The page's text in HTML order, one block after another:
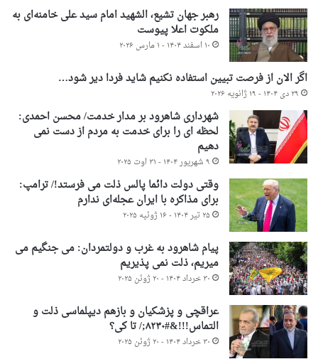
رهبر جهان تشیع، الشهید امام سید علی خامنه‌ای به
ملکوت اعلا پیوست
۱۰ اسفند ۱۴۰۴ - ۱ مارس ۲۰۲۶
اگر الان از فرصت تبیین استفاده نکنیم شاید فردا دیر شود…
۲۹ دی ۱۴۰۴ - ۱۹ ژانویه ۲۰۲۶
شهرداری شاهرود بر مدار خدمت/ محسن احمدی:
لحظه ای را برای خدمت به مردم از دست نمی
دهیم
۹ شهریور ۱۴۰۴ - ۳۱ اوت ۲۰۲۵
وقتی دولت دائما پالس ذلت می فرستد!/ ترامپ:
برای مذاکره با ایران عجله‌ای ندارم
۲۵ تیر ۱۴۰۴ - ۱۶ ژوئیه ۲۰۲۵
پیام شاهرود به غرب و دولتمردان: می جنگیم می
میریم، ذلت نمی پذیریم
۳۰ خرداد ۱۴۰۴ - ۲۰ ژوئن ۲۰۲۵
عراقچی و پزشکیان و بازهم دیپلماسی ذلت و
التماس!!!&#۸۲۳۰;/ تا کی؟
۳۰ خرداد ۱۴۰۴ - ۲۰ ژوئن ۲۰۲۵